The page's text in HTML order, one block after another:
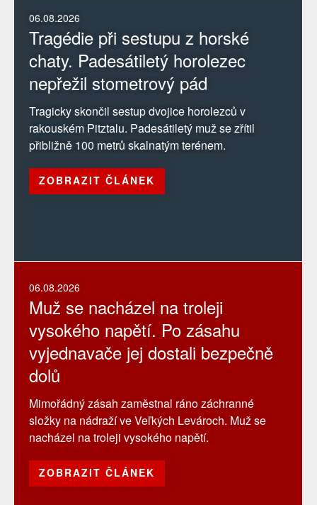
06.08.2026
Tragédie při sestupu z horské
chaty. Padesátiletý horolezec
nepřežil stometrový pád
Tragicky skončil sestup dvojice horolezců v
rakouském Pitztalu. Padesátiletý muž se zřítil
přibližně 100 metrů skalnatým terénem.
ZOBRAZIT ČLÁNEK
06.08.2026
Muž se nacházel na troleji
vysokého napětí. Po zásahu
vyjednavače jej dostali bezpečně
dolů
Mimořádný zásah zaměstnal ráno záchranné
složky na nádraží ve Veľkých Levároch. Muž se
nacházel na troleji vysokého napětí.
ZOBRAZIT ČLÁNEK